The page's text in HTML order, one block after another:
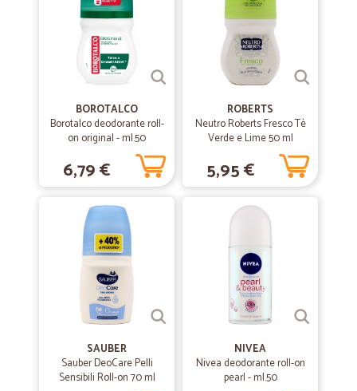
BOROTALCO
Borotalco deodorante roll-
on original - ml.50
6,79 €
ROBERTS
Neutro Roberts Fresco Tè
Verde e Lime 50 ml
5,95 €
SAUBER
Sauber DeoCare Pelli
Sensibili Roll-on 70 ml
NIVEA
Nivea deodorante roll-on
pearl - ml.50